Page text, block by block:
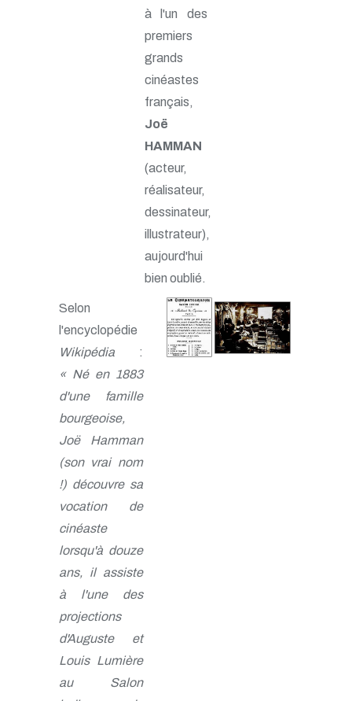
à l'un des
premiers
grands
cinéastes
français,
Joë
HAMMAN
(acteur,
réalisateur,
dessinateur,
illustrateur),
aujourd'hui
bien oublié.
Selon
l'encyclopédie
Wikipédia :
« Né en 1883
d'une famille
bourgeoise,
Joë Hamman
(son vrai nom
!) découvre sa
vocation de
cinéaste
lorsqu'à douze
ans, il assiste
à l'une des
projections
d'Auguste et
Louis Lumière
au Salon